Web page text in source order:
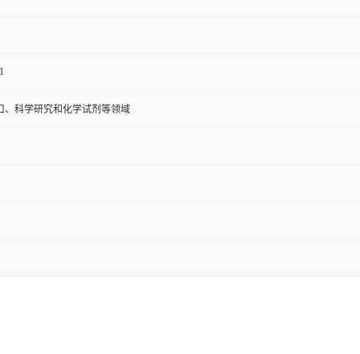
、科学研究和化学试剂等领域